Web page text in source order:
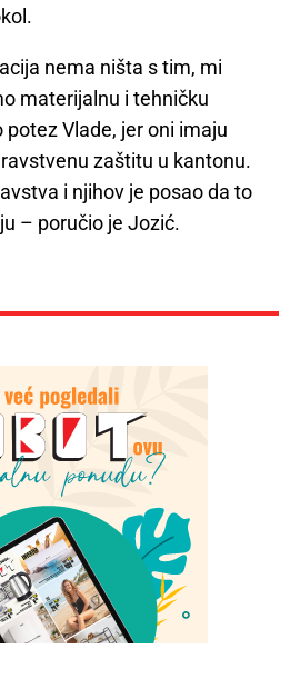
nema ništa s tim, mi
materijalnu i tehničku
Vlade, jer oni imaju
zaštitu u kantonu.
i njihov je posao da to
– poručio je Jozić.